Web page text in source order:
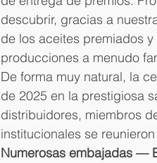
descubrir, gracias a
de los aceites premiados
producciones a menudo
De forma muy natural, la
de 2025 en la prestigiosa
distribuidores, miembros
institucionales se
Numerosas embajadas —